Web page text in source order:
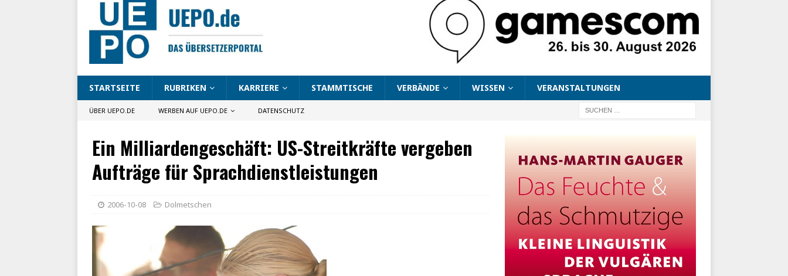
STARTSEITE RUBRIKEN KARRIERE STAMMTISCHE VERBÄNDE WISSEN VERANSTALTUNGEN
ÜBER UEPO.DE WERBEN AUF UEPO.DE DATENSCHUTZ
Ein Milliardengeschäft: US-Streitkräfte vergeben
Aufträge für Sprachdienstleistungen
2006-10-08 Dolmetschen